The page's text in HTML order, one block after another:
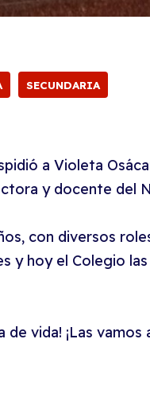
SECUNDARIA
a Violeta
y docente del
con diversos
y hoy el Colegio
de vida! ¡Las vamos